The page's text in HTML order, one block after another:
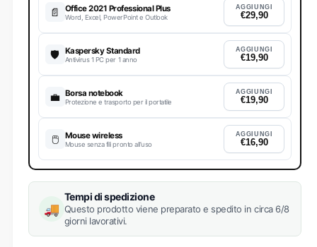
📄 Office 2021 Professional Plus
Word, Excel, PowerPoint e Outlook
AGGIUNGI
€29,90
🛡 Kaspersky Standard
Antivirus 1 PC per 1 anno
AGGIUNGI
€19,90
💼 Borsa notebook
Protezione e trasporto per il portatile
AGGIUNGI
€19,90
🖱️ Mouse wireless
Mouse senza fili pronto all’uso
AGGIUNGI
€16,90
🚚
Tempi di spedizione
Questo prodotto viene preparato e spedito in circa 6/8
giorni lavorativi.